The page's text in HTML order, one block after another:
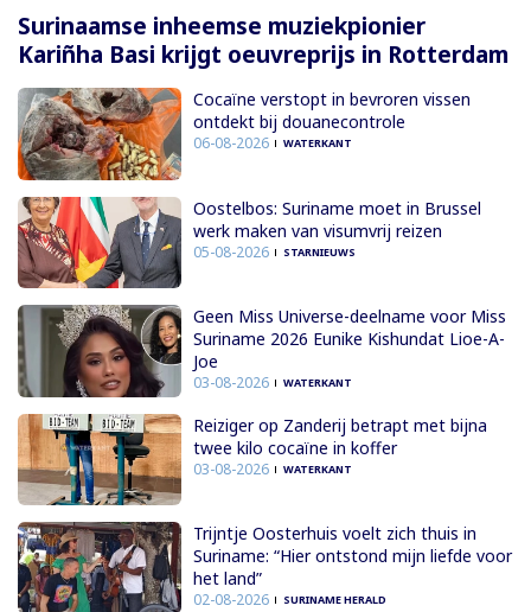
Surinaamse inheemse muziekpionier
Kariñha Basi krijgt oeuvreprijs in Rotterdam
Cocaïne verstopt in bevroren vissen
ontdekt bij douanecontrole
06-08-2026 WATERKANT
Oostelbos: Suriname moet in Brussel
werk maken van visumvrij reizen
05-08-2026 STARNIEUWS
Geen Miss Universe-deelname voor Miss
Suriname 2026 Eunike Kishundat Lioe-A-
Joe
03-08-2026 WATERKANT
Reiziger op Zanderij betrapt met bijna
twee kilo cocaïne in koffer
03-08-2026 WATERKANT
Trijntje Oosterhuis voelt zich thuis in
Suriname: “Hier ontstond mijn liefde voor
het land”
02-08-2026 SURINAME HERALD